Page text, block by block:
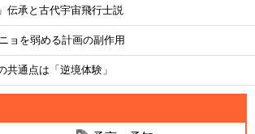
伝承と古代宇宙飛行士説
ョを弱める計画の副作用
共通点は「逆境体験」